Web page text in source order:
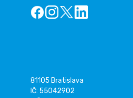
81105 Bratislava
IČ: 55042902